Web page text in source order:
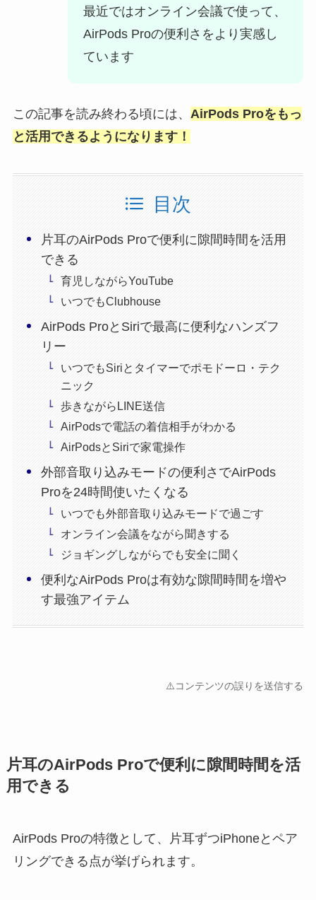
最近ではオンライン会議で使って、
AirPods Proの便利さをより実感し
ています
この記事を読み終わる頃には、 AirPods Proをもっ
と活用できるようになります！
目次
片耳のAirPods Proで便利に隙間時間を活用
できる
育児しながらYouTube
いつでもClubhouse
AirPods ProとSiriで最高に便利なハンズフ
リー
いつでもSiriとタイマーでポモドーロ・テク
ニック
歩きながらLINE送信
AirPodsで電話の着信相手がわかる
AirPodsとSiriで家電操作
外部音取り込みモードの便利さでAirPods
Proを24時間使いたくなる
いつでも外部音取り込みモードで過ごす
オンライン会議をながら聞きする
ジョギングしながらでも安全に聞く
便利なAirPods Proは有効な隙間時間を増や
す最強アイテム
⚠️コンテンツの誤りを送信する
片耳のAirPods Proで便利に隙間時間を活
用できる
AirPods Proの特徴として、片耳ずつiPhoneとペア
リングできる点が挙げられます。